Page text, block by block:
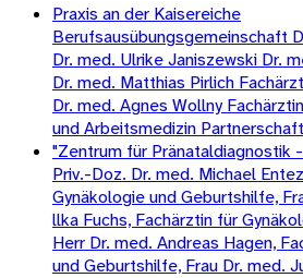
Praxis an der Kaisereiche
Berufsausübungsgemeinschaft
Dr. med. Ulrike Janiszewski Dr.
Dr. med. Matthias Pirlich
Dr. med. Agnes Wollny
und Arbeitsmedizin Partnerschaft
"Zentrum für Pränataldiagnostik
Priv.-Doz. Dr. med. Michael
Gynäkologie und Geburtshilfe,
llka Fuchs, Fachärztin für
Herr Dr. med. Andreas Hagen,
und Geburtshilfe, Frau Dr. med.